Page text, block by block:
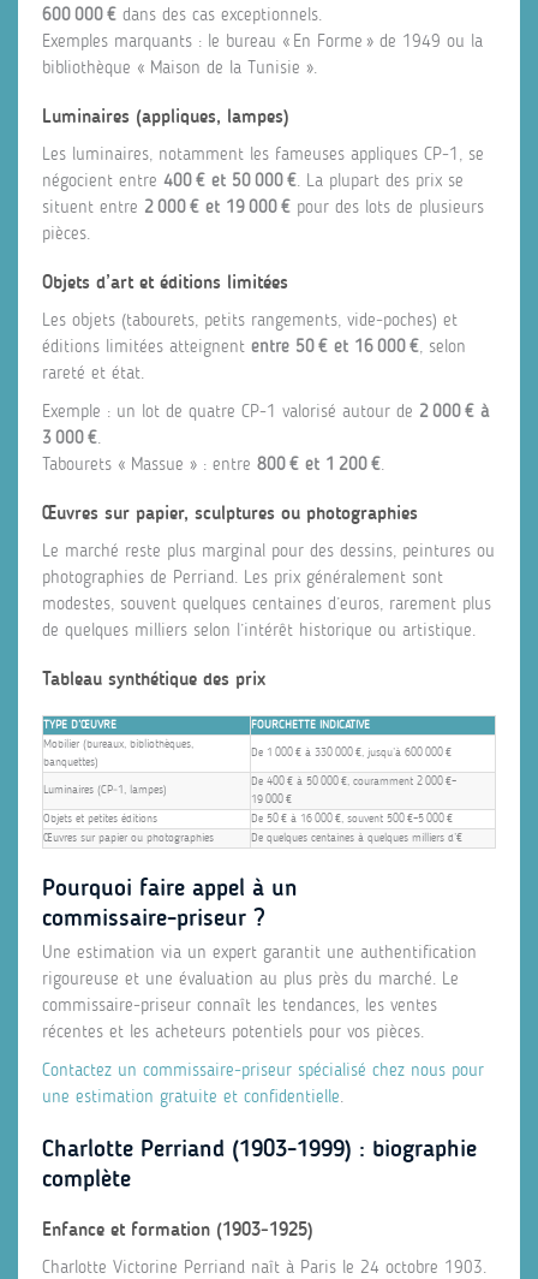
600 000 € dans des cas exceptionnels.
Exemples marquants : le bureau « En Forme » de 1949 ou la
bibliothèque « Maison de la Tunisie ».
Luminaires (appliques, lampes)
Les luminaires, notamment les fameuses appliques CP‑1, se
négocient entre 400 € et 50 000 €. La plupart des prix se
situent entre 2 000 € et 19 000 € pour des lots de plusieurs
pièces.
Objets d’art et éditions limitées
Les objets (tabourets, petits rangements, vide‑poches) et
éditions limitées atteignent entre 50 € et 16 000 €, selon
rareté et état.
Exemple : un lot de quatre CP‑1 valorisé autour de 2 000 € à
3 000 €.
Tabourets « Massue » : entre 800 € et 1 200 €.
Œuvres sur papier, sculptures ou photographies
Le marché reste plus marginal pour des dessins, peintures ou
photographies de Perriand. Les prix généralement sont
modestes, souvent quelques centaines d’euros, rarement plus
de quelques milliers selon l’intérêt historique ou artistique.
Tableau synthétique des prix
TYPE D’ŒUVRE
FOURCHETTE INDICATIVE
Mobilier (bureaux, bibliothèques,
banquettes)
De 1 000 € à 330 000 €, jusqu’à 600 000 €
Luminaires (CP‑1, lampes)
De 400 € à 50 000 €, couramment 2 000 €–
19 000 €
Objets et petites éditions
De 50 € à 16 000 €, souvent 500 €–5 000 €
Œuvres sur papier ou photographies
De quelques centaines à quelques milliers d’€
Pourquoi faire appel à un
commissaire‑priseur ?
Une estimation via un expert garantit une authentification
rigoureuse et une évaluation au plus près du marché. Le
commissaire‑priseur connaît les tendances, les ventes
récentes et les acheteurs potentiels pour vos pièces.
Contactez un commissaire‑priseur spécialisé chez nous pour
une estimation gratuite et confidentielle.
Charlotte Perriand (1903‑1999) : biographie
complète
Enfance et formation (1903‑1925)
Charlotte Victorine Perriand naît à Paris le 24 octobre 1903.